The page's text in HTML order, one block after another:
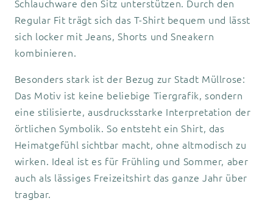
Schlauchware den Sitz unterstützen. Durch den
Regular Fit trägt sich das T-Shirt bequem und lässt
sich locker mit Jeans, Shorts und Sneakern
kombinieren.
Besonders stark ist der Bezug zur Stadt Müllrose:
Das Motiv ist keine beliebige Tiergrafik, sondern
eine stilisierte, ausdrucksstarke Interpretation der
örtlichen Symbolik. So entsteht ein Shirt, das
Heimatgefühl sichtbar macht, ohne altmodisch zu
wirken. Ideal ist es für Frühling und Sommer, aber
auch als lässiges Freizeitshirt das ganze Jahr über
tragbar.